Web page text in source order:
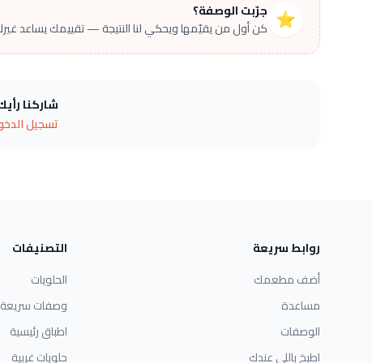
⭐ جرّبت الوصفة؟
كن أول من يقيّمها ويحكي لنا النتيجة — تقييمك يساعد
شاركنا
تسجيل
روابط سريعة
أضف مطعمك
مساعدة
الوصفات
اطبخ باللي عندك
التصنيفات
الحلويات
وصفات سريعة
اطباق رئيسية
حلويات غربية